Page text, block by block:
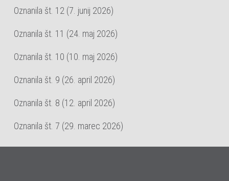
Oznanila št. 12 (7. junij 2026)
Oznanila št. 11 (24. maj 2026)
Oznanila št. 10 (10. maj 2026)
Oznanila št. 9 (26. april 2026)
Oznanila št. 8 (12. april 2026)
Oznanila št. 7 (29. marec 2026)